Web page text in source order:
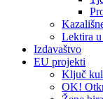
Lektira u
Izdavaštvo
EU projekti
Ključ
OK!